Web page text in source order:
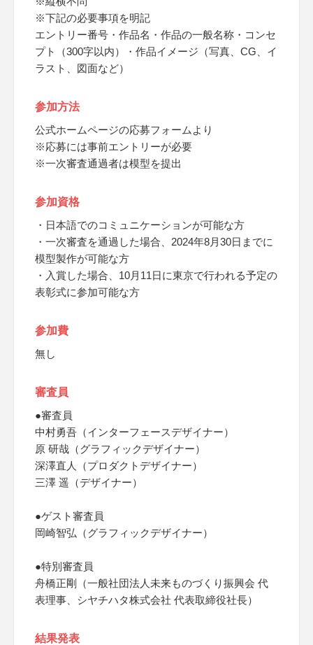
※下記の必要事項を明記
エントリー番号・作品名・作品の一般名称・コンセ
プト（300字以内）・作品イメージ（写真、CG、イ
ラスト、図面など）
参加方法
公式ホームページの応募フォームより
※応募には事前エントリーが必要
※一次審査通過者は模型を提出
参加資格
・日本語でのコミュニケーションが可能な方
・一次審査を通過した場合、2024年8月30日までに
模型製作が可能な方
・入賞した場合、10月11日に東京で行われる予定の
表彰式に参加可能な方
参加費
無し
審査員
●審査員
中村勇吾（インターフェースデザイナー）
原 研哉（グラフィックデザイナー）
深澤直人（プロダクトデザイナー）
三澤 遥（デザイナー）
●ゲスト審査員
岡崎智弘（グラフィックデザイナー）
●特別審査員
舟橋正剛（一般社団法人未来ものづくり振興会 代
表理事、シヤチハタ株式会社 代表取締役社長）
結果発表